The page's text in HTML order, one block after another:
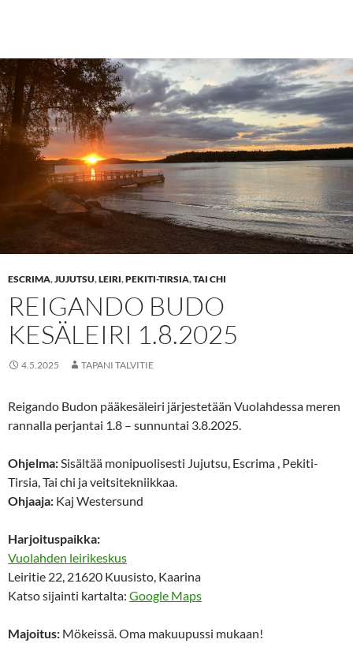
ESCRIMA,JUJUTSU,LEIRI,PEKITI-TIRSIA,TAI CHI
REIGANDO BUDO
KESÄLEIRI 1.8.2025
4.5.2025 TAPANI TALVITIE
Reigando Budon pääkesäleiri järjestetään Vuolahdessa meren
rannalla perjantai 1.8 – sunnuntai 3.8.2025.
Ohjelma:Sisältää monipuolisesti Jujutsu, Escrima , Pekiti-
Tirsia, Tai chi ja veitsitekniikkaa.
Ohjaaja: Kaj Westersund
Harjoituspaikka:
Vuolahden leirikeskus
Leiritie 22, 21620 Kuusisto, Kaarina
Katso sijainti kartalta: Google Maps
Majoitus: Mökeissä. Oma makuupussi mukaan!